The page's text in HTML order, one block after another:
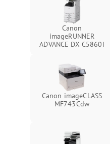
Canon
imageRUNNER
ADVANCE DX C5860i
Canon imageCLASS
MF743Cdw